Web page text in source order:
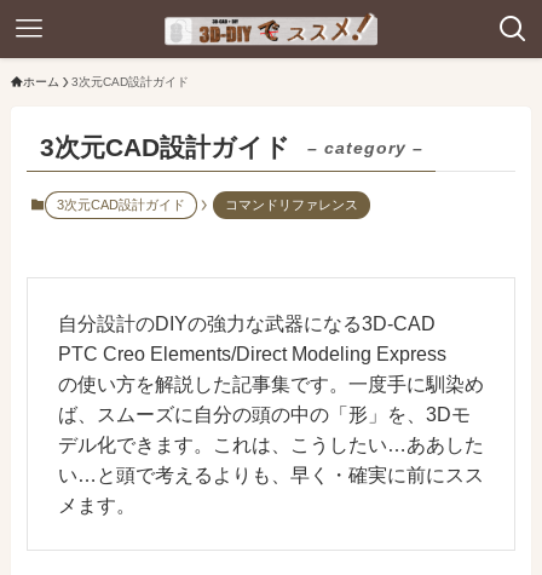
ホーム 3次元CAD設計ガイド
3次元CAD設計ガイド – category –
3次元CAD設計ガイド コマンドリファレンス
自分設計のDIYの強力な武器になる3D-CAD
PTC Creo Elements/Direct Modeling Express
の使い方を解説した記事集です。一度手に馴染め
ば、スムーズに自分の頭の中の「形」を、3Dモ
デル化できます。これは、こうしたい…ああした
い…と頭で考えるよりも、早く・確実に前にスス
メます。